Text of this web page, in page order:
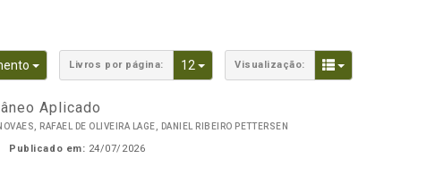
Toggle Dropdown
Livros por página: 12 Toggle Dropdown
Visualização: Toggle Dropdown
Aplicado
RAFAEL DE OLIVEIRA LAGE, DANIEL RIBEIRO PETTERSEN
Publicado em: 24/07/2026